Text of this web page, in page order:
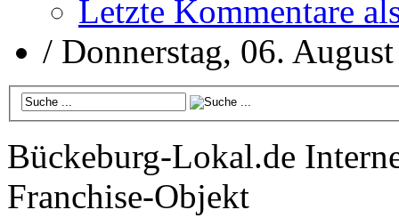
Letzte Kommentare
/ Donnerstag, 06.
Bückeburg-Lokal.de
Franchise-Objekt